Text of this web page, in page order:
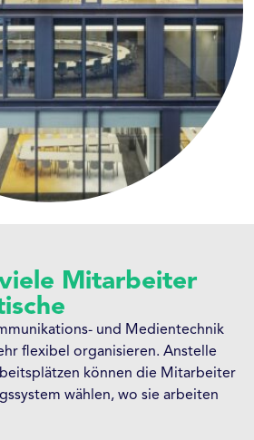
Mitarbeiter
und Medientechnik
flexibel organisieren. Anstelle
können die Mitarbeiter
wählen, wo sie arbeiten